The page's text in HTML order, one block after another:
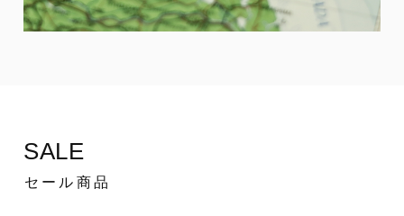
SALE
セール商品